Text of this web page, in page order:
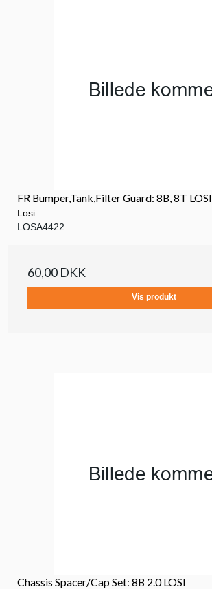
FR Bumper,Tank,Filter Guard: 8B, 8T LOSI
Losi
LOSA4422
60,00 DKK
Vis produkt
Chassis Spacer/Cap Set: 8B 2.0 LOSI